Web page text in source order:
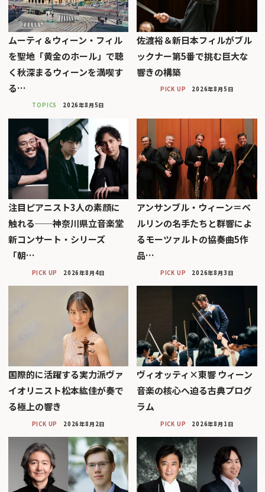
ムーティ＆ウィーン・フィル
を聖地「黄金のホール」で聴
く秋深まるウィーンを満喫す
る…
TOPICS 2026年8月5日
佐渡裕＆新日本フィルがブル
ックナー第5番で挑む巨大な
響きの構築
PICK UP 2026年8月5日
注目ピアニスト3人の素顔に
触れる──神奈川県立音楽堂
新コンサート・シリーズ
「朝…
PICK UP 2026年8月4日
アンサンブル・ウィーン＝ベ
ルリンの名手たちと群響によ
るモーツァルトの協奏曲5作
品…
PICK UP 2026年8月3日
国際的に活躍する実力派ヴァ
イオリニスト松本紘佳が奏で
る極上の響き
PICK UP 2026年8月2日
ヴィオッティ×東響 ウィーン
音楽の核心へ迫る古典プログ
ラム
PICK UP 2026年8月1日